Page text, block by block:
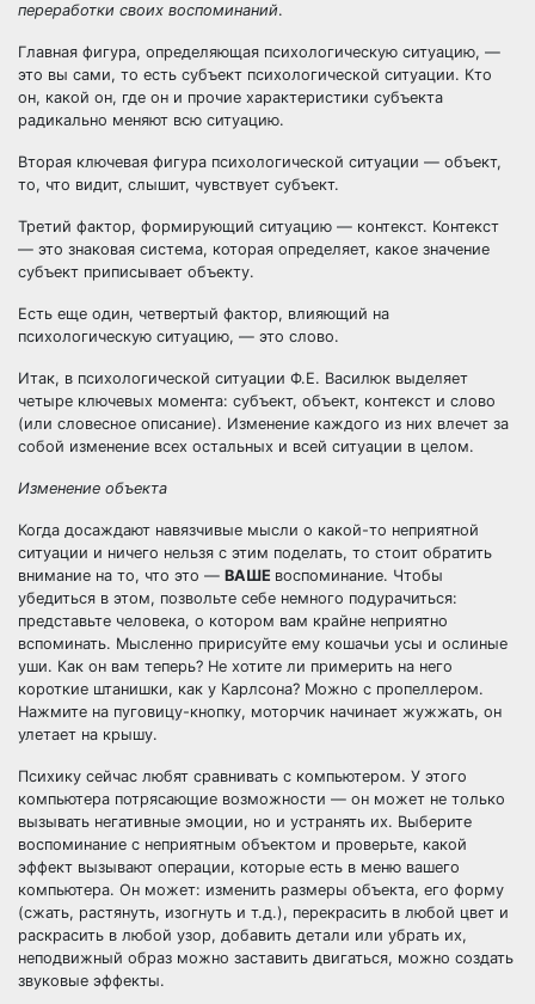
переработки своих воспоминаний.
Главная фигура, определяющая психологическую ситуацию, —
это вы сами, то есть субъект психологической ситуации. Кто
он, какой он, где он и прочие характеристики субъекта
радикально меняют всю ситуацию.
Вторая ключевая фигура психологической ситуации — объект,
то, что видит, слышит, чувствует субъект.
Третий фактор, формирующий ситуацию — контекст. Контекст
— это знаковая система, которая определяет, какое значение
субъект приписывает объекту.
Есть еще один, четвертый фактор, влияющий на
психологическую ситуацию, — это слово.
Итак, в психологической ситуации Ф.Е. Василюк выделяет
четыре ключевых момента: субъект, объект, контекст и слово
(или словесное описание). Изменение каждого из них влечет за
собой изменение всех остальных и всей ситуации в целом.
Изменение объекта
Когда досаждают навязчивые мысли о какой-то неприятной
ситуации и ничего нельзя с этим поделать, то стоит обратить
внимание на то, что это — ВАШЕ воспоминание. Чтобы
убедиться в этом, позвольте себе немного подурачиться:
представьте человека, о котором вам крайне неприятно
вспоминать. Мысленно пририсуйте ему кошачьи усы и ослиные
уши. Как он вам теперь? Не хотите ли примерить на него
короткие штанишки, как у Карлсона? Можно с пропеллером.
Нажмите на пуговицу-кнопку, моторчик начинает жужжать, он
улетает на крышу.
Психику сейчас любят сравнивать с компьютером. У этого
компьютера потрясающие возможности — он может не только
вызывать негативные эмоции, но и устранять их. Выберите
воспоминание с неприятным объектом и проверьте, какой
эффект вызывают операции, которые есть в меню вашего
компьютера. Он может: изменить размеры объекта, его форму
(сжать, растянуть, изогнуть и т.д.), перекрасить в любой цвет и
раскрасить в любой узор, добавить детали или убрать их,
неподвижный образ можно заставить двигаться, можно создать
звуковые эффекты.